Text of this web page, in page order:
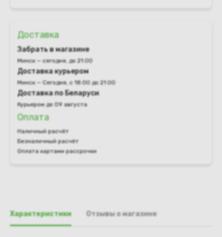
Доставка
Забрать в магазине
Минск — сегодня, до 21:00
Доставка курьером
Минск — Сегодня, с 18:00 до 21:00
Доставка по Беларуси
Курьером до 09 августа
Оплата
Наличный расчёт
Безналичный расчёт
Оплата картами рассрочки
Характеристики Отзывы о магазине